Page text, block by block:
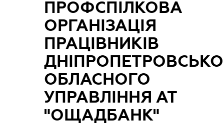
ПРОФСПІЛКОВА
ОРГАНІЗАЦІЯ
ПРАЦІВНИКІВ
ОБЛАСНОГО
УПРАВЛІННЯ АТ
"ОЩАДБАНК"